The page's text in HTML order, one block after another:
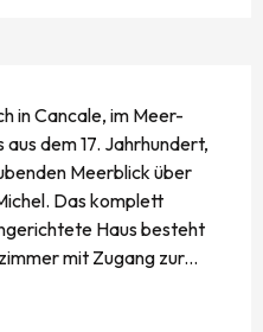
in Cancale, im Meer-
dem 17. Jahrhundert,
Meerblick über
Das komplett
Haus besteht
mit Zugang zur...